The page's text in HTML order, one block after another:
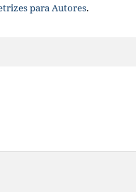
para Autores.